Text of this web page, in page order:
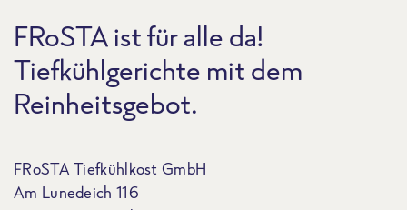
FRoSTA ist für alle da!
Tiefkühlgerichte mit dem
Reinheitsgebot.
FRoSTA Tiefkühlkost GmbH
Am Lunedeich 116